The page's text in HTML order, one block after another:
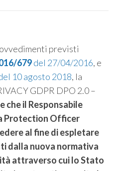
previsti
679del 27/04/2016, e
10 agosto 2018, la
GDPR DPO 2.0 –
che il Responsabile
Protection Officer
al fine di espletare
dalla nuova normativa
attraverso cui lo Stato